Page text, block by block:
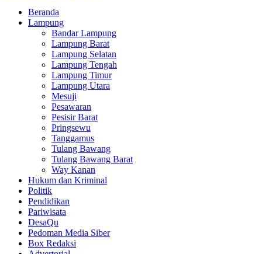
Beranda
Lampung
Bandar Lampung
Lampung Barat
Lampung Selatan
Lampung Tengah
Lampung Timur
Lampung Utara
Mesuji
Pesawaran
Pesisir Barat
Pringsewu
Tanggamus
Tulang Bawang
Tulang Bawang Barat
Way Kanan
Hukum dan Kriminal
Politik
Pendidikan
Pariwisata
DesaQu
Pedoman Media Siber
Box Redaksi